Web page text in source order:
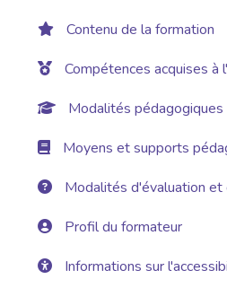
Contenu de la formation
Compétences acquises à
Modalités pédagogiques
Moyens et supports
Modalités d'évaluation et
Profil du formateur
Informations sur